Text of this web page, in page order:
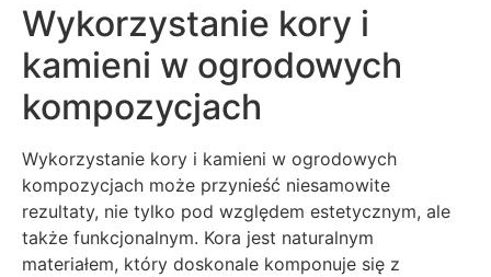
Wykorzystanie kory i
kamieni w ogrodowych
kompozycjach
Wykorzystanie kory i kamieni w ogrodowych
kompozycjach może przynieść niesamowite
rezultaty, nie tylko pod względem estetycznym, ale
także funkcjonalnym. Kora jest naturalnym
materiałem, który doskonale komponuje się z